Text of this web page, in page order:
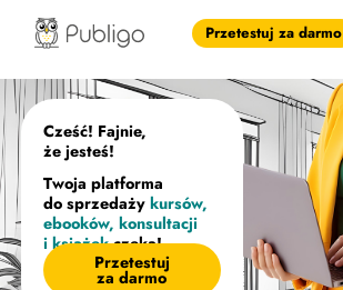
Przetestuj za darmo
Cześć! Fajnie,
że jesteś!
Twoja platforma
do sprzedaży kursów,
ebooków, konsultacji
i książekczeka!
Przetestuj
za darmo